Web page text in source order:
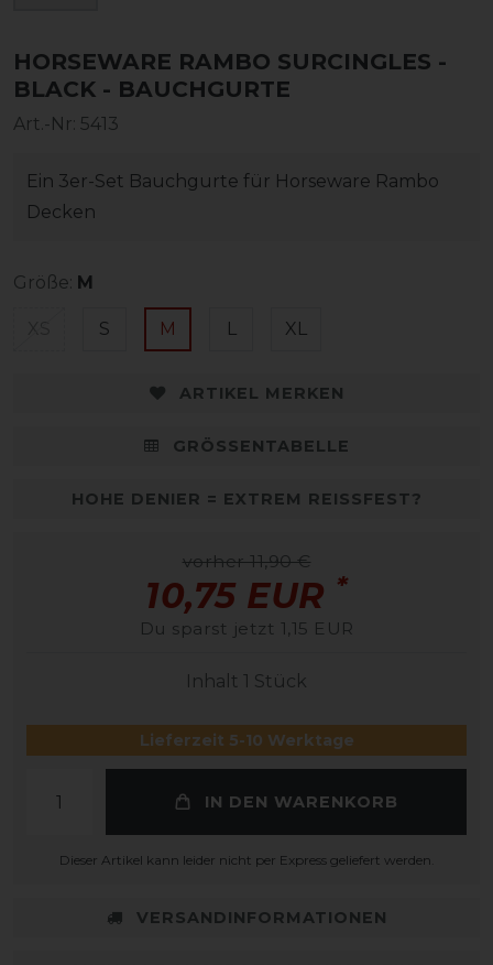
HORSEWARE RAMBO SURCINGLES -
BLACK - BAUCHGURTE
Art.-Nr: 5413
Ein 3er-Set Bauchgurte für Horseware Rambo
Decken
Größe: M
S M L XL
ARTIKEL MERKEN
GRÖSSENTABELLE
HOHE DENIER = EXTREM REISSFEST?
vorher 11,90 €
10,75 EUR *
Du sparst jetzt 1,15 EUR
Inhalt 1 Stück
Lieferzeit 5-10 Werktage
IN DEN WARENKORB
Dieser Artikel kann leider nicht per Express geliefert werden.
VERSANDINFORMATIONEN